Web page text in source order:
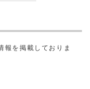
報を掲載しておりま